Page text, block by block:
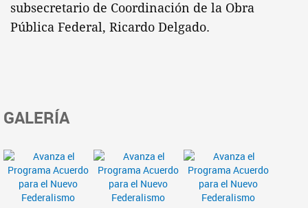
subsecretario de Coordinación de la Obra
Pública Federal, Ricardo Delgado.
GALERÍA